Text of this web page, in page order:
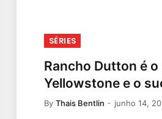
SÉRIES
Rancho Dutton é
Yellowstone e o
By Thais Bentlin junho 14,